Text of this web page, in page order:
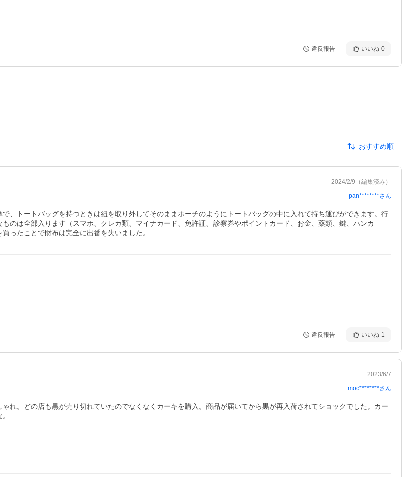
違反報告 いいね 0
おすすめ順
2024/2/9 （編集済み）
pan********さん
、トートバッグを持つときは紐を取り外してそのままポーチのようにトートバッグの中に入れて持ち運びができます。行
のは全部入ります（スマホ、クレカ類、マイナカード、免許証、診察券やポイントカード、お金、薬類、鍵、ハンカ
ったことで財布は完全に出番を失いました。
違反報告 いいね 1
2023/6/7
moc********さん
れ。どの店も黒が売り切れていたのでなくなくカーキを購入。商品が届いてから黒が再入荷されてショックでした。カー